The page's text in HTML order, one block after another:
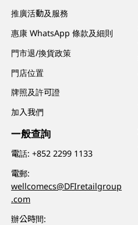
推廣活動及服務
惠康 WhatsApp 條款及細則
門市退/換貨政策
門店位置
牌照及許可證
加入我們
一般查詢
電話:+852 2299 1133
電郵:
wellcomecs@DFIretailgroup
.com
辦公時間: